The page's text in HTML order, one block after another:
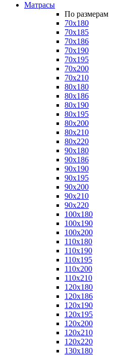
Матрасы
По размерам
70x180
70x185
70x186
70x190
70x195
70x200
70x210
80x180
80x186
80x190
80x195
80x200
80x210
80x220
90x180
90x186
90x190
90x195
90x200
90x210
90x220
100x180
100x190
100x200
110x180
110x190
110x195
110x200
110x210
120x180
120x186
120x190
120x195
120x200
120x210
120x220
130x180